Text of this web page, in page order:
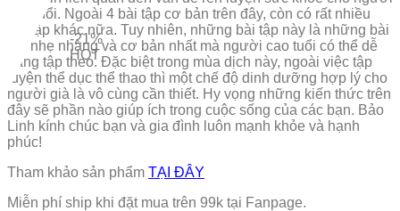
-21%
HOT
cao tuổi. Ngoài 4 bài tập cơ bản trên đây, còn có rất nhiều
bài tập khác nữa. Tuy nhiên, những bài tập này là những bài
tập nhẹ nhàng và cơ bản nhất mà người cao tuổi có thể dễ
dàng tập theo. Đặc biệt trong mùa dịch này, ngoài việc tập
luyện thể dục thể thao thì một chế độ dinh dưỡng hợp lý cho
người già là vô cùng cần thiết. Hy vọng những kiến thức trên
đây sẽ phần nào giúp ích trong cuộc sống của các bạn. Bảo
Linh kính chúc bạn và gia đình luôn mạnh khỏe và hạnh
phúc!
Tham khảo sản phẩm TẠI ĐÂY
Miễn phí ship khi đặt mua trên 99k tại Fanpage.